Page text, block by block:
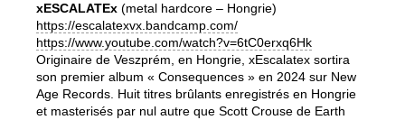
xESCALATEx (metal hardcore – Hongrie)
https://escalatexvx.bandcamp.com/
https://www.youtube.com/watch?v=6tC0erxq6Hk
Originaire de Veszprém, en Hongrie, xEscalatex sortira
son premier album « Consequences » en 2024 sur New
Age Records. Huit titres brûlants enregistrés en Hongrie
et masterisés par nul autre que Scott Crouse de Earth